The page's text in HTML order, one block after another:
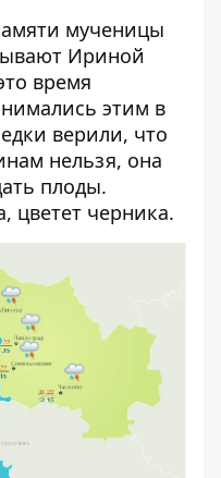
мученицы
Ириной
время
этим в
верили, что
нельзя, она
плоды.
цветет черника.